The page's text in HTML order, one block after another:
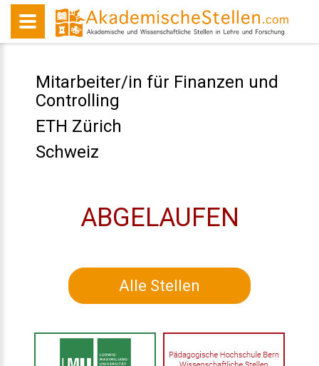
Mitarbeiter/in für Finanzen und
Controlling
ETH Zürich
Schweiz
ABGELAUFEN
Alle Stellen